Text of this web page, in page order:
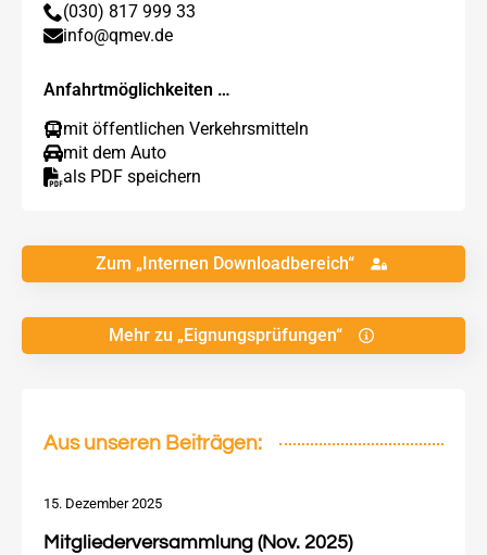
(030) 817 999 33
info@qmev.de
Anfahrtmöglichkeiten …
mit öffentlichen Verkehrsmitteln
mit dem Auto
als PDF speichern
Zum „Internen Downloadbereich“
Mehr zu „Eignungsprüfungen“
Aus unseren Beiträgen:
15. Dezember 2025
Mitgliederversammlung (Nov. 2025)